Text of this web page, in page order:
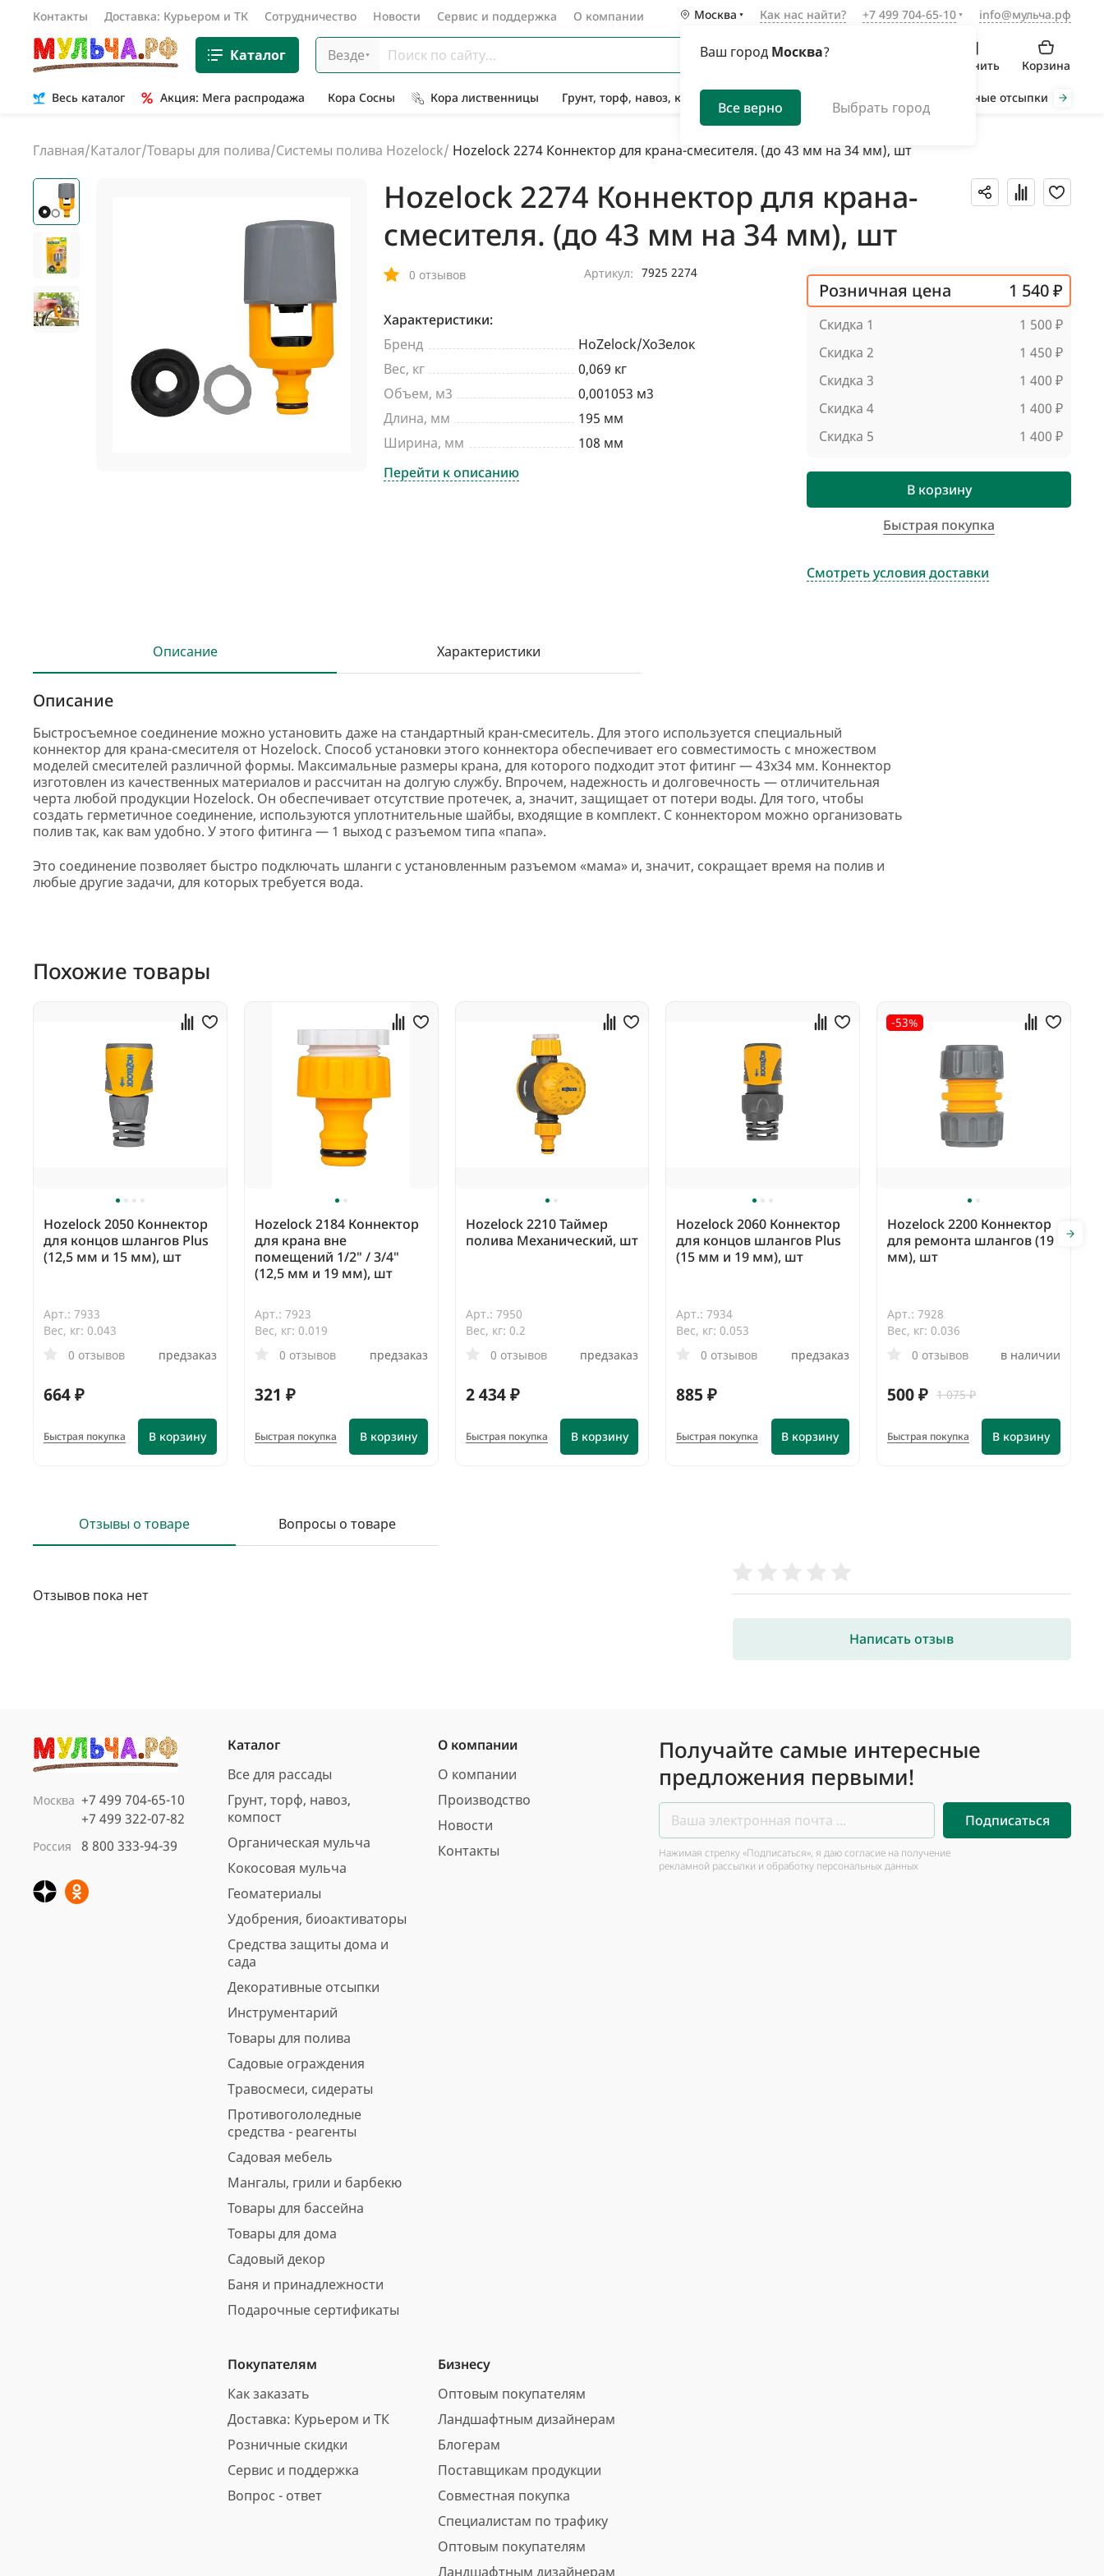
Контакты Доставка: Курьером и ТК Сотрудничество Новости Сервис и поддержка О компании Москва
Ваш город Москва?
Все верно Выбрать город
Как нас найти? +7 499 704-65-10 info@мульча.рф
Каталог Везде
Сравнить Корзина
Весь каталог Акция: Мега распродажа Кора Сосны Кора лиственницы Грунт, торф, навоз, компост Органическая мульча Декоративные отсыпки
Главная/Каталог/Товары для полива/Системы полива Hozelock/ Hozelock 2274 Коннектор для крана-смесителя. (до 43 мм на 34 мм), шт
Hozelock 2274 Коннектор для крана-
смесителя. (до 43 мм на 34 мм), шт
0 отзывов Артикул: 7925 2274
Характеристики:
Бренд
HoZelock/ХоЗелок
Вес, кг
0,069 кг
Объем, м3
0,001053 м3
Длина, мм
195 мм
Ширина, мм
108 мм
Перейти к описанию
Розничная цена 1 540 ₽
Скидка 1
1 500 ₽
Скидка 2
1 450 ₽
Скидка 3
1 400 ₽
Скидка 4
1 400 ₽
Скидка 5
1 400 ₽
В корзину
Быстрая покупка
Смотреть условия доставки
Описание Характеристики
Описание
Быстросъемное соединение можно установить даже на стандартный кран-смеситель. Для этого используется специальный
коннектор для крана-смесителя от Hozelock. Способ установки этого коннектора обеспечивает его совместимость с множеством
моделей смесителей различной формы. Максимальные размеры крана, для которого подходит этот фитинг — 43х34 мм. Коннектор
изготовлен из качественных материалов и рассчитан на долгую службу. Впрочем, надежность и долговечность — отличительная
черта любой продукции Hozelock. Он обеспечивает отсутствие протечек, а, значит, защищает от потери воды. Для того, чтобы
создать герметичное соединение, используются уплотнительные шайбы, входящие в комплект. С коннектором можно организовать
полив так, как вам удобно. У этого фитинга — 1 выход с разъемом типа «папа».
Это соединение позволяет быстро подключать шланги с установленным разъемом «мама» и, значит, сокращает время на полив и
любые другие задачи, для которых требуется вода.
Похожие товары
Hozelock 2050 Коннектор
для концов шлангов Plus
(12,5 мм и 15 мм), шт
Арт.: 7933
Вес, кг: 0.043
0 отзывов
предзаказ
664 ₽
В корзину
Быстрая покупка
Hozelock 2184 Коннектор
для крана вне
помещений 1/2" / 3/4"
(12,5 мм и 19 мм), шт
Арт.: 7923
Вес, кг: 0.019
0 отзывов
предзаказ
321 ₽
В корзину
Быстрая покупка
Hozelock 2210 Таймер
полива Механический, шт
Арт.: 7950
Вес, кг: 0.2
0 отзывов
предзаказ
2 434 ₽
В корзину
Быстрая покупка
Hozelock 2060 Коннектор
для концов шлангов Plus
(15 мм и 19 мм), шт
Арт.: 7934
Вес, кг: 0.053
0 отзывов
предзаказ
885 ₽
В корзину
Быстрая покупка
-53%
Hozelock 2200 Коннектор
для ремонта шлангов (19
мм), шт
Арт.: 7928
Вес, кг: 0.036
0 отзывов
в наличии
500 ₽ 1 075 ₽
В корзину
Быстрая покупка
Отзывы о товаре Вопросы о товаре
Написать отзыв
Отзывов пока нет
Москва +7 499 704-65-10
+7 499 322-07-82
Россия 8 800 333-94-39
Каталог
Все для рассады
Грунт, торф, навоз,
компост
Органическая мульча
Кокосовая мульча
Геоматериалы
Удобрения, биоактиваторы
Средства защиты дома и
сада
Декоративные отсыпки
Инструментарий
Товары для полива
Садовые ограждения
Травосмеси, сидераты
Противогололедные
средства - реагенты
Садовая мебель
Мангалы, грили и барбекю
Товары для бассейна
Товары для дома
Садовый декор
Баня и принадлежности
Подарочные сертификаты
О компании
О компании
Производство
Новости
Контакты
Покупателям
Как заказать
Доставка: Курьером и ТК
Розничные скидки
Сервис и поддержка
Вопрос - ответ
Бизнесу
Оптовым покупателям
Ландшафтным дизайнерам
Блогерам
Поставщикам продукции
Совместная покупка
Специалистам по трафику
Оптовым покупателям
Ландшафтным дизайнерам
Получайте самые интересные
предложения первыми!
Подписаться
Нажимая стрелку «Подписаться», я даю согласие на получение
рекламной рассылки и обработку персональных данных